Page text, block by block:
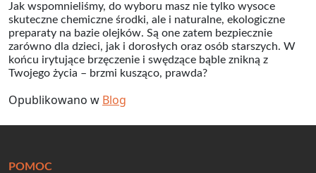
Jak wspomnieliśmy, do wyboru masz nie tylko wysoce
skuteczne chemiczne środki, ale i naturalne, ekologiczne
preparaty na bazie olejków. Są one zatem bezpiecznie
zarówno dla dzieci, jak i dorosłych oraz osób starszych. W
końcu irytujące brzęczenie i swędzące bąble znikną z
Twojego życia – brzmi kusząco, prawda?
Opublikowano w Blog
POMOC